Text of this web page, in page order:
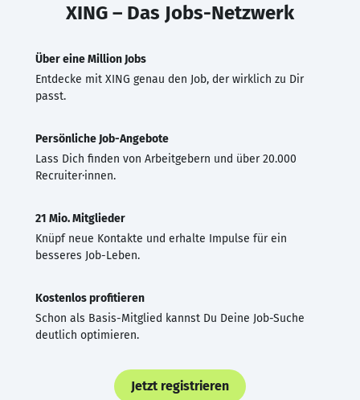
XING – Das Jobs-Netzwerk
Über eine Million Jobs
Entdecke mit XING genau den Job, der wirklich zu Dir
passt.
Persönliche Job-Angebote
Lass Dich finden von Arbeitgebern und über 20.000
Recruiter·innen.
21 Mio. Mitglieder
Knüpf neue Kontakte und erhalte Impulse für ein
besseres Job-Leben.
Kostenlos profitieren
Schon als Basis-Mitglied kannst Du Deine Job-Suche
deutlich optimieren.
Jetzt registrieren